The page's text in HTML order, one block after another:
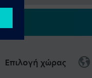
Επιλογή χώρας